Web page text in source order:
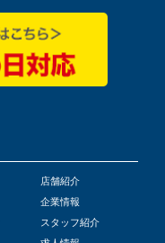
店舗紹介
企業情報
スタッフ紹介